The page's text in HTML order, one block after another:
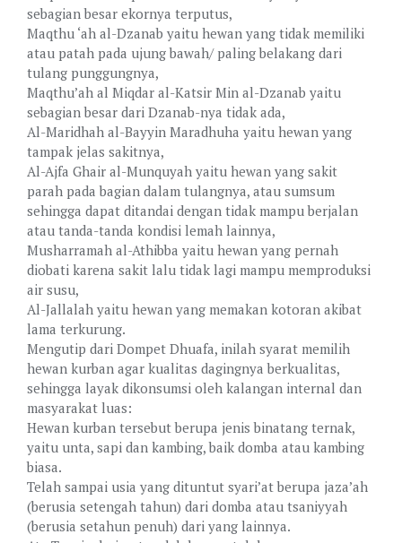
sebagian besar ekornya terputus,
Maqthu ‘ah al-Dzanab yaitu hewan yang tidak memiliki
atau patah pada ujung bawah/ paling belakang dari
tulang punggungnya,
Maqthu’ah al Miqdar al-Katsir Min al-Dzanab yaitu
sebagian besar dari Dzanab-nya tidak ada,
Al-Maridhah al-Bayyin Maradhuha yaitu hewan yang
tampak jelas sakitnya,
Al-Ajfa Ghair al-Munquyah yaitu hewan yang sakit
parah pada bagian dalam tulangnya, atau sumsum
sehingga dapat ditandai dengan tidak mampu berjalan
atau tanda-tanda kondisi lemah lainnya,
Musharramah al-Athibba yaitu hewan yang pernah
diobati karena sakit lalu tidak lagi mampu memproduksi
air susu,
Al-Jallalah yaitu hewan yang memakan kotoran akibat
lama terkurung.
Mengutip dari Dompet Dhuafa, inilah syarat memilih
hewan kurban agar kualitas dagingnya berkualitas,
sehingga layak dikonsumsi oleh kalangan internal dan
masyarakat luas:
Hewan kurban tersebut berupa jenis binatang ternak,
yaitu unta, sapi dan kambing, baik domba atau kambing
biasa.
Telah sampai usia yang dituntut syari’at berupa jaza’ah
(berusia setengah tahun) dari domba atau tsaniyyah
(berusia setahun penuh) dari yang lainnya.